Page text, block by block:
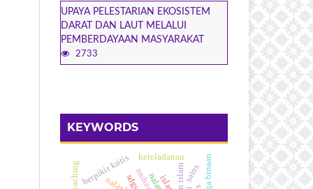
UPAYA PELESTARIAN EKOSISTEM
DARAT DAN LAUT MELALUI
PEMBERDAYAAN MASYARAKAT
2733
KEYWORDS
berpikir kritissdgs
keteladanan warga binaan
leaching sains